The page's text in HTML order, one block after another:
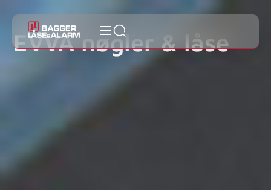
EVVA nøgler & låse